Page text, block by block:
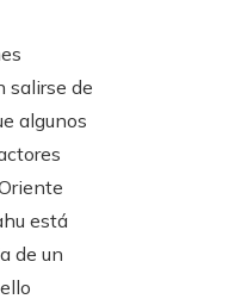
salirse de
algunos
está
de un